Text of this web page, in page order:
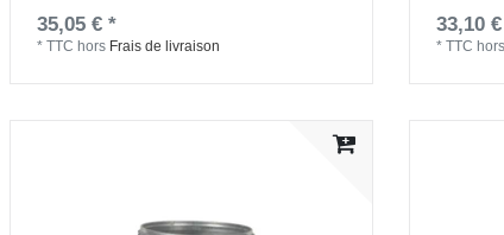
35,05 € *
*TTC hors Frais de livraison
33,10
*TTC hors